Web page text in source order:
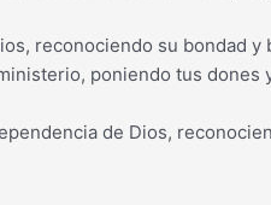
reconociendo su bondad
poniendo tus dones
de Dios,